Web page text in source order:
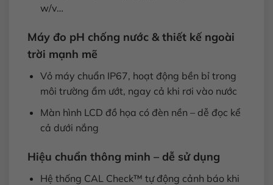
w/v…
Máy đo pH chống nước & thiết kế ngoài
trời mạnh mẽ
Vỏ máy chuẩn IP67, hoạt động bền bỉ trong
môi trường ẩm ướt, ngay cả khi rơi vào nước
Màn hình LCD đồ họa có đèn nền – dễ đọc kể
cả dưới nắng
Hiệu chuẩn thông minh – dễ sử dụng
Hệ thống CAL Check™ tự động cảnh báo khi